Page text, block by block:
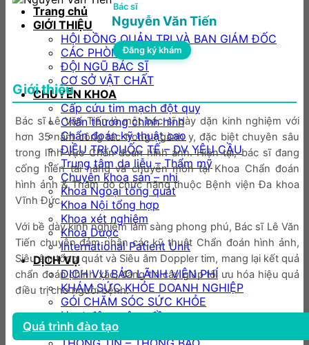
Trang chủ
GIỚI THIỆU
HỘI ĐỒNG QUẢN TRỊ VÀ BAN GIÁM ĐỐC
CÁC PHÒNG BAN
ĐỘI NGŨ BÁC SĨ
CƠ SỞ VẬT CHẤT
CHUYÊN KHOA
Cấp cứu tim mạch đột quỵ
Chấn thương chỉnh hình
Chẩn đoán kỹ thuật cao
ĐIỀU TRỊ QUỐC TẾ – DV YÊU CẦU
Trung tâm da liễu – Thẩm mỹ
Chuyên khoa sản – nhi
Khoa Ngoại tổng quát
Khoa Nội tổng hợp
Khoa xét nghiệm
Khoa Dược
International Patient Unit
DỊCH VỤ
DỊCH VỤ BẢO LÃNH VIỆN PHÍ
KHÁM SỨC KHỎE DOANH NGHIỆP
GÓI CHĂM SÓC SỨC KHỎE
Hoạt động cộng đồng
TIN TỨC – HOẠT ĐỘNG
Bác sĩ
Nguyễn Văn Tiến
Đăng ký khám
Giới thiệu
Bác sĩ Lê Văn Tiến là một bác sĩ dày dặn kinh nghiệm với
hơn 35 năm công tác trong ngành y, đặc biệt chuyên sâu
trong lĩnh vực Chẩn đoán hình ảnh. Hiện tại, bác sĩ đang
cống hiến tài năng và chuyên môn tại Khoa Chẩn đoán
hình ảnh & Thăm dò chức năng thuộc Bệnh viện Đa khoa
Vĩnh Đức.
Với bề dày kinh nghiệm lâm sàng phong phú, Bác sĩ Lê Văn
Tiến chuyên đảm nhận các kỹ thuật Chẩn đoán hình ảnh,
Siêu âm tổng quát và Siêu âm Doppler tim, mang lại kết quả
chẩn đoán chính xác, đáng tin cậy giúp tối ưu hóa hiệu quả
điều trị cho người bệnh.
Quá trình đào tạo